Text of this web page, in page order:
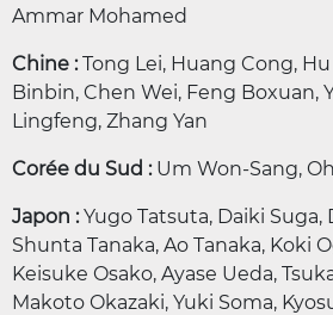
Ammar Mohamed
Chine :Tong Lei, Huang Cong,
Binbin, Chen Wei, Feng Boxuan,
Lingfeng, Zhang Yan
Corée du Sud :Um Won-Sang,
Japon :Yugo Tatsuta, Daiki Suga,
Shunta Tanaka, Ao Tanaka, Koki
Keisuke Osako, Ayase Ueda,
Makoto Okazaki, Yuki Soma,